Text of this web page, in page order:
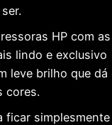
HP com as
lindo e exclusivo
leve brilho que dá
cores.
ficar simplesmente